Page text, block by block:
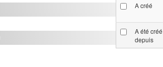
A créé
A été créé
depuis